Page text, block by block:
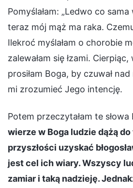
Pomyślałam: „Ledwo co
teraz mój mąż ma raka.
Ilekroć myślałam o chorobie
zalewałam się łzami.
prosiłam Boga, by czuwał
mi zrozumieć Jego intencję.
Potem przeczytałam te słowa
wierze w Boga ludzie dążą
przyszłości uzyskać
jest cel ich wiary. Wszyscy
zamiar i taką nadzieję.